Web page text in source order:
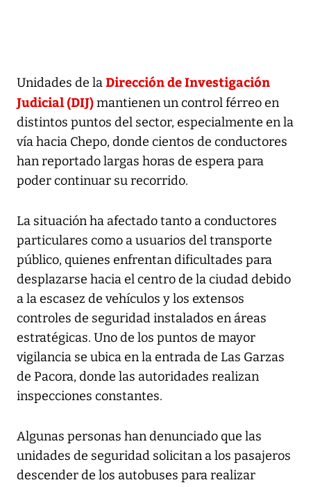
Unidades de la Dirección de Investigación
Judicial (DIJ)mantienen un control férreo en
distintos puntos del sector, especialmente en la
vía hacia Chepo, donde cientos de conductores
han reportado largas horas de espera para
poder continuar su recorrido.
La situación ha afectado tanto a conductores
particulares como a usuarios del transporte
público, quienes enfrentan dificultades para
desplazarse hacia el centro de la ciudad debido
a la escasez de vehículos y los extensos
controles de seguridad instalados en áreas
estratégicas. Uno de los puntos de mayor
vigilancia se ubica en la entrada de Las Garzas
de Pacora, donde las autoridades realizan
inspecciones constantes.
Algunas personas han denunciado que las
unidades de seguridad solicitan a los pasajeros
descender de los autobuses para realizar